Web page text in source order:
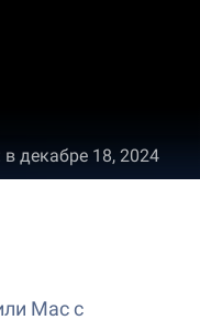
в декабре 18, 2024
Mac с